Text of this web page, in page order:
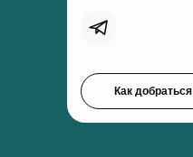
Как добраться